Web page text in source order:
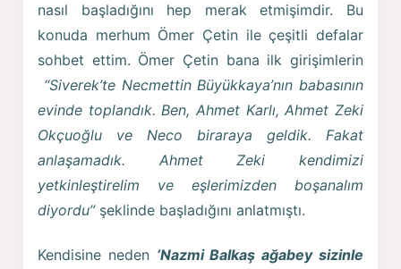
nasıl başladığını hep merak etmişimdir. Bu
konuda merhum Ömer Çetin ile çeşitli defalar
sohbet ettim. Ömer Çetin bana ilk girişimlerin
“Siverek’te Necmettin Büyükkaya’nın babasının
evinde toplandık. Ben, Ahmet Karlı, Ahmet Zeki
Okçuoğlu ve Neco biraraya geldik. Fakat
anlaşamadık. Ahmet Zeki kendimizi
yetkinleştirelim ve eşlerimizden boşanalım
diyordu” şeklinde başladığını anlatmıştı.
Kendisine neden ‘Nazmi Balkaş ağabey sizinle